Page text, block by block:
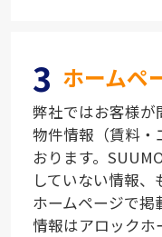
3 ホームペ
弊社ではお客様が
物件情報（賃料・
おります。
していない情報
ホームページで掲
情報はアロックホ